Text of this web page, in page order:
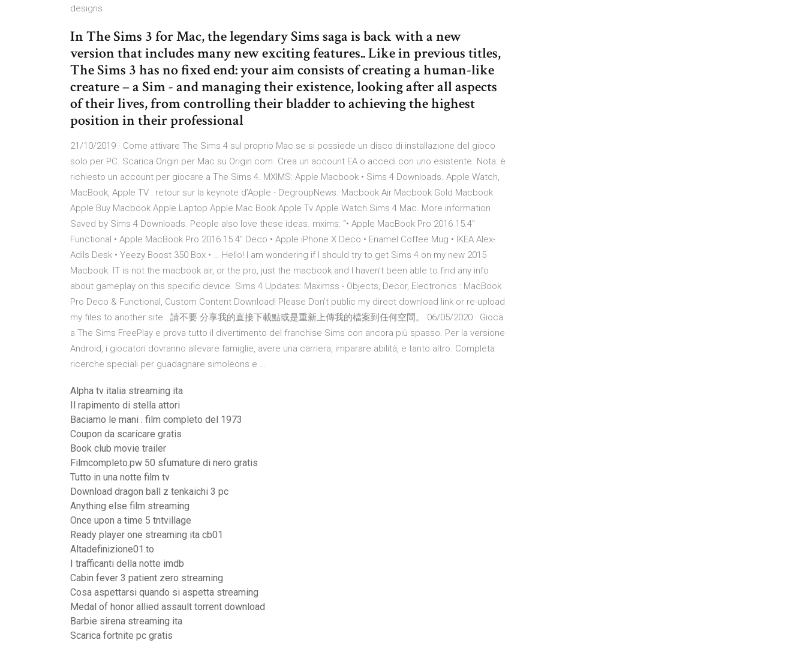
designs
In The Sims 3 for Mac, the legendary Sims saga is back with a new
version that includes many new exciting features.. Like in previous titles,
The Sims 3 has no fixed end: your aim consists of creating a human-like
creature – a Sim - and managing their existence, looking after all aspects
of their lives, from controlling their bladder to achieving the highest
position in their professional
21/10/2019 · Come attivare The Sims 4 sul proprio Mac se si possiede un disco di installazione del gioco
solo per PC. Scarica Origin per Mac su Origin.com. Crea un account EA o accedi con uno esistente. Nota: è
richiesto un account per giocare a The Sims 4. MXIMS: Apple Macbook • Sims 4 Downloads. Apple Watch,
MacBook, Apple TV : retour sur la keynote d’Apple - DegroupNews. Macbook Air Macbook Gold Macbook
Apple Buy Macbook Apple Laptop Apple Mac Book Apple Tv Apple Watch Sims 4 Mac. More information
Saved by Sims 4 Downloads. People also love these ideas. mxims: “• Apple MacBook Pro 2016 15.4"
Functional • Apple MacBook Pro 2016 15.4" Deco • Apple iPhone X Deco • Enamel Coffee Mug • IKEA Alex-
Adils Desk • Yeezy Boost 350 Box • … Hello! I am wondering if I should try to get Sims 4 on my new 2015
Macbook. IT is not the macbook air, or the pro, just the macbook and I haven't been able to find any info
about gameplay on this specific device. Sims 4 Updates: Maximss - Objects, Decor, Electronics : MacBook
Pro Deco & Functional, Custom Content Download! Please Don't public my direct download link or re-upload
my files to another site.. 請不要 分享我的直接下載點或是重新上傳我的檔案到任何空間。 06/05/2020 · Gioca
a The Sims FreePlay e prova tutto il divertimento del franchise Sims con ancora più spasso. Per la versione
Android, i giocatori dovranno allevare famiglie, avere una carriera, imparare abilità, e tanto altro. Completa
ricerche speciali per guadagnare simoleons e …
Alpha tv italia streaming ita
Il rapimento di stella attori
Baciamo le mani . film completo del 1973
Coupon da scaricare gratis
Book club movie trailer
Filmcompleto.pw 50 sfumature di nero gratis
Tutto in una notte film tv
Download dragon ball z tenkaichi 3 pc
Anything else film streaming
Once upon a time 5 tntvillage
Ready player one streaming ita cb01
Altadefinizione01.to
I trafficanti della notte imdb
Cabin fever 3 patient zero streaming
Cosa aspettarsi quando si aspetta streaming
Medal of honor allied assault torrent download
Barbie sirena streaming ita
Scarica fortnite pc gratis